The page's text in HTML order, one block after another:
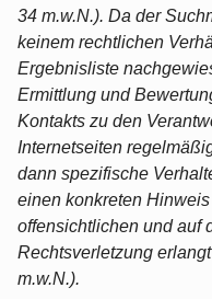
34 m.w.N.). Da der
keinem rechtlichen
Ergebnisliste
Ermittlung und
Kontakts zu den
Internetseiten
dann spezifische
einen konkreten
offensichtlichen und auf
Rechtsverletzung
m.w.N.).